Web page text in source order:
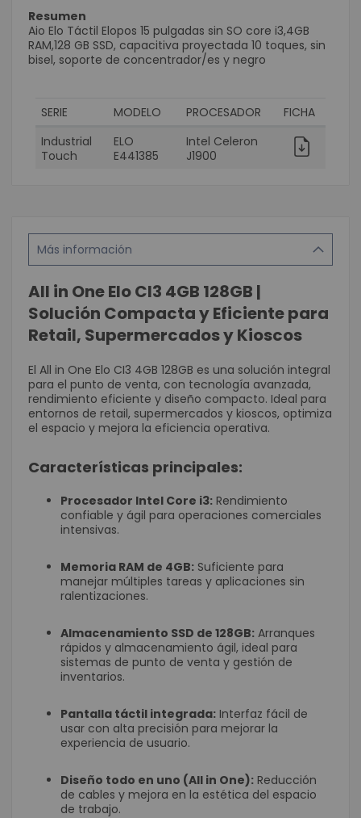
Resumen
Aio Elo Táctil Elopos 15 pulgadas sin SO core i3,4GB
RAM,128 GB SSD, capacitiva proyectada 10 toques, sin
bisel, soporte de concentrador/es y negro
SERIE MODELO PROCESADOR
FICHA
Industrial
Touch
ELO
E441385
Intel Celeron
J1900
Más información
All in One Elo CI3 4GB 128GB |
Solución Compacta y Eficiente para
Retail, Supermercados y Kioscos
El All in One Elo CI3 4GB 128GB es una solución integral
para el punto de venta, con tecnología avanzada,
rendimiento eficiente y diseño compacto. Ideal para
entornos de retail, supermercados y kioscos, optimiza
el espacio y mejora la eficiencia operativa.
Características principales:
Procesador Intel Core i3: Rendimiento
confiable y ágil para operaciones comerciales
intensivas.
Memoria RAM de 4GB: Suficiente para
manejar múltiples tareas y aplicaciones sin
ralentizaciones.
Almacenamiento SSD de 128GB: Arranques
rápidos y almacenamiento ágil, ideal para
sistemas de punto de venta y gestión de
inventarios.
Pantalla táctil integrada: Interfaz fácil de
usar con alta precisión para mejorar la
experiencia de usuario.
Diseño todo en uno (All in One): Reducción
de cables y mejora en la estética del espacio
de trabajo.